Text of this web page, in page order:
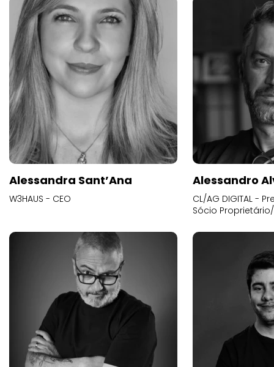
Alessandra Sant’Ana
W3HAUS - CEO
Alessandro
CL/AG DIGITAL -
Sócio